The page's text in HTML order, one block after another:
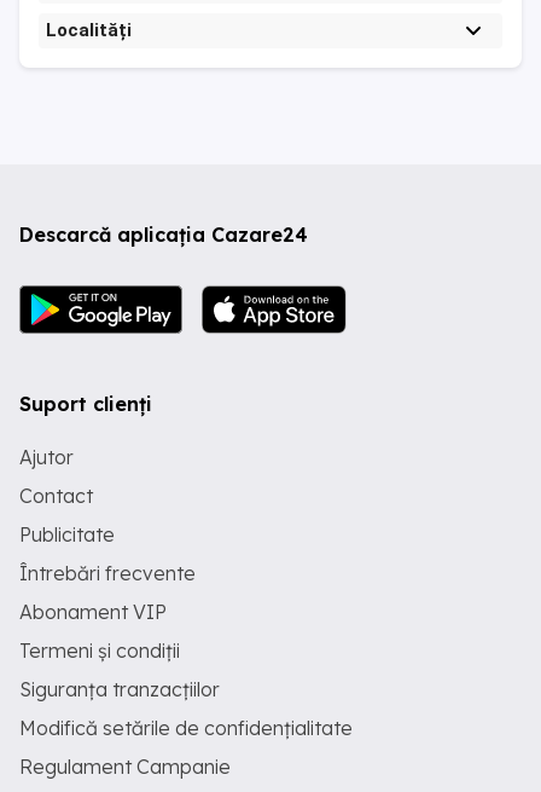
Localități
Descarcă aplicația Cazare24
Suport clienți
Ajutor
Contact
Publicitate
Întrebări frecvente
Abonament VIP
Termeni și condiții
Siguranța tranzacțiilor
Modifică setările de confidențialitate
Regulament Campanie